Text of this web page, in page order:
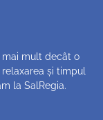
mai mult decât o
și timpul
la SalRegia.